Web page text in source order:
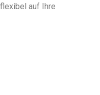
auf Ihre